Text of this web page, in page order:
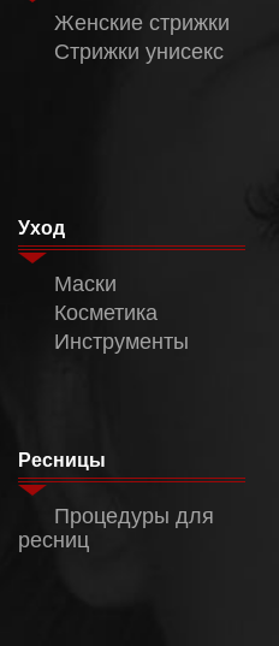
Женские стрижки
Стрижки унисекс
Уход
Маски
Косметика
Инструменты
Ресницы
Процедуры для
ресниц